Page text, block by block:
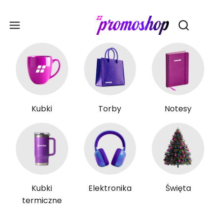
Otwórz
Kubki Torby Notesy
Kubki
termiczne
Elektronika Święta